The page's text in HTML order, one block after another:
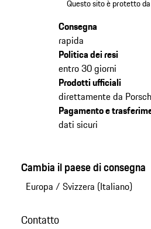
Questo sito è protetto
Consegna
rapida
Politica dei resi
entro 30 giorni
Prodotti ufficiali
direttamente da
Pagamento e
dati sicuri
Cambia il paese di consegna
Europa / Svizzera (Italiano)
Contatto